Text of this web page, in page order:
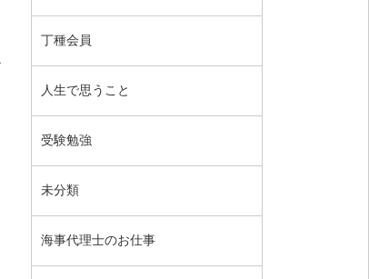
丁種会員
人生で思うこと
受験勉強
未分類
海事代理士のお仕事